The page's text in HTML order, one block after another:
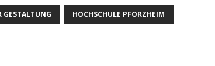
GESTALTUNG HOCHSCHULE PFORZHEIM